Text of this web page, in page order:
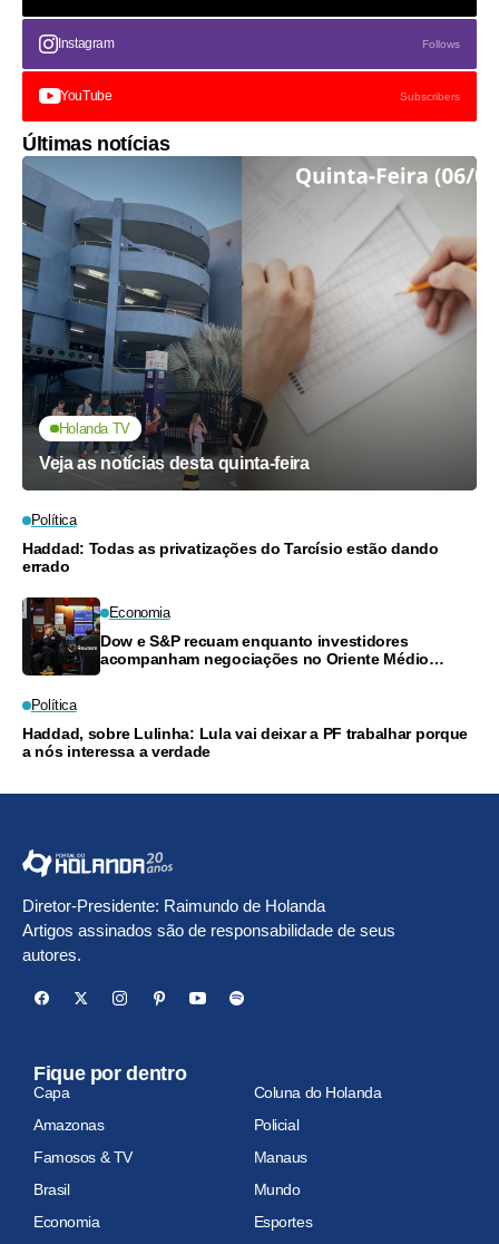
Instagram Follows
YouTube Subscribers
Últimas notícias
Holanda TV
Veja as notícias desta quinta-feira
Política
Haddad: Todas as privatizações do Tarcísio estão dando
errado
Economia
Dow e S&P recuam enquanto investidores
acompanham negociações no Oriente Médio
Política
Haddad, sobre Lulinha: Lula vai deixar a PF trabalhar porque
a nós interessa a verdade
Diretor-Presidente: Raimundo de Holanda
Artigos assinados são de responsabilidade de seus
autores.
Fique por dentro
Capa
Coluna do Holanda
Amazonas
Policial
Famosos & TV
Manaus
Brasil
Mundo
Economia
Esportes